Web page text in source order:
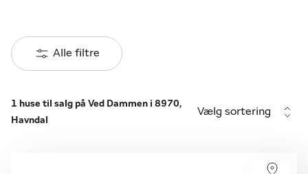
Alle filtre
1 huse til salg på Ved Dammen i 8970,
Havndal
Vælg sortering